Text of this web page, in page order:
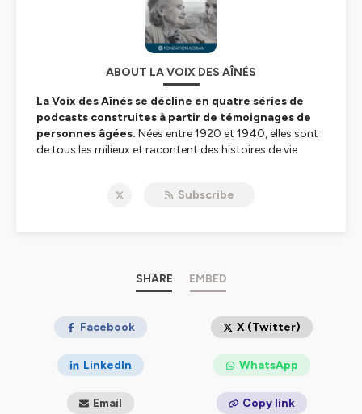
ABOUT LA VOIX DES AÎNÉS
La Voix des Aînés se décline en quatre séries de
podcasts construites à partir de témoignages de
personnes âgées. Nées entre 1920 et 1940, elles sont
de tous les milieux et racontent des histoires de vie
Les aînés ont cette particularité qu’en quelques mots ils
les écouter. Replacés dans leur contexte, leurs
témoignages offrent en quinze minutes tout un pan de
une personne âgée de votre entourage. A la fin de
l’écoute, vous serez sans doute surpris de tout ce qu’elle
Subscribe
SHARE EMBED
Facebook X (Twitter)
LinkedIn WhatsApp
Email Copy link